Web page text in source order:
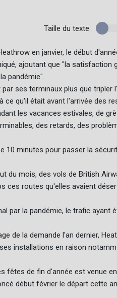
Taille du texte:
en janvier, le début
ajoutant que "la satisfaction
pandémie".
ses terminaux plus que tripler
qu'il était avant l'arrivée des
les vacances estivales, de
des retards, des
10 minutes pour passer la
du mois, des vols de British
ces routes qu'elles avaient
par la pandémie, le trafic ayant
de la demande l'an dernier,
installations en raison
fêtes de fin d'année est venue
début février le départ cette